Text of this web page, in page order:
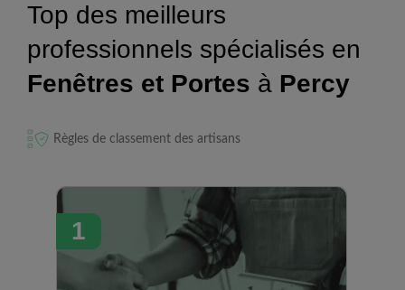
Top des meilleurs
professionnels spécialisés en
Fenêtres et Portes à Percy
Règles de classement des artisans
1